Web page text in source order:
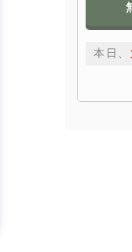
本日、